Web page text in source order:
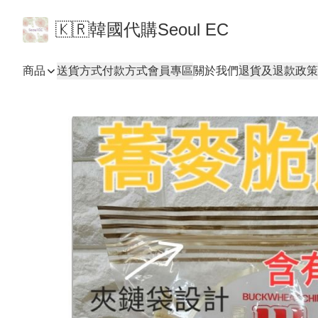
🇰🇷韓國代購Seoul EC
商品 送貨方式付款方式會員專區關於我們退貨及退款政策